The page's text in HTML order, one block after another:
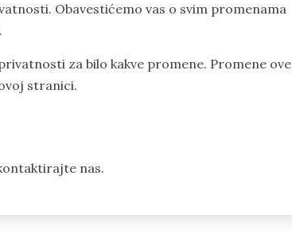
Obavestićemo vas o svim promenama
za bilo kakve promene. Promene ove
stranici.
nas.